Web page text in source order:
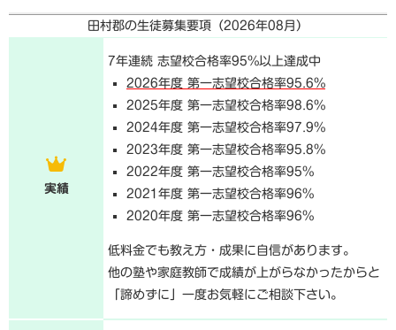
田村郡の生徒募集要項（2026年08月 ）
実績
7年連続 志望校合格率95%以上達成中
2026年度 第一志望校合格率95.6%
2025年度 第一志望校合格率98.6%
2024年度 第一志望校合格率97.9%
2023年度 第一志望校合格率95.8%
2022年度 第一志望校合格率95%
2021年度 第一志望校合格率96%
2020年度 第一志望校合格率96%
低料金でも教え方・成果に自信があります。
他の塾や家庭教師で成績が上がらなかったからと
「諦めずに」一度お気軽にご相談下さい。